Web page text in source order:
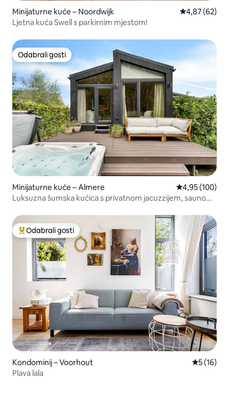
Minijaturne kuće – Noordwijk Prosječna
4,87 (62)
Ljetna kuća Swell s parkirnim mjestom!
Odabrali gosti
Odabrali gosti
Minijaturne kuće – Almere Prosječna
4,95 (100)
Luksuzna šumska kućica s privatnom jacuzzijem, saunom i
Među najviše rangiranima s oznakom „Odabrali gosti”
Odabrali gosti
Kondominij – Voorhout Prosječna
5 (16)
Plava lala